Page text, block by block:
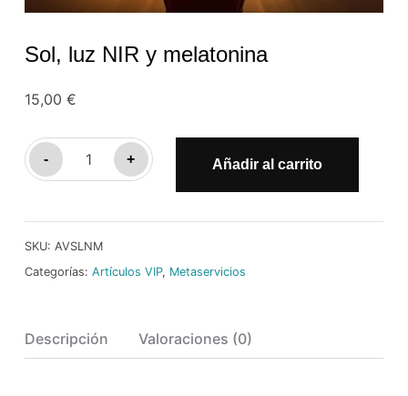
Sol, luz NIR y melatonina
15,00 €
-
Sol,
luz
melatonina
cantidad
+ Añadir al carrito
SKU: AVSLNM
Categorías: Artículos VIP, Metaservicios
Descripción Valoraciones (0)